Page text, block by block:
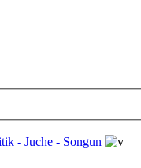
- Juche - Songun